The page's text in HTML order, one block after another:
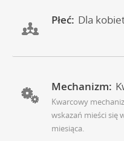
Płeć: Dla
Mechanizm:
Kwarcowy
wskazań mieści się
miesiąca.